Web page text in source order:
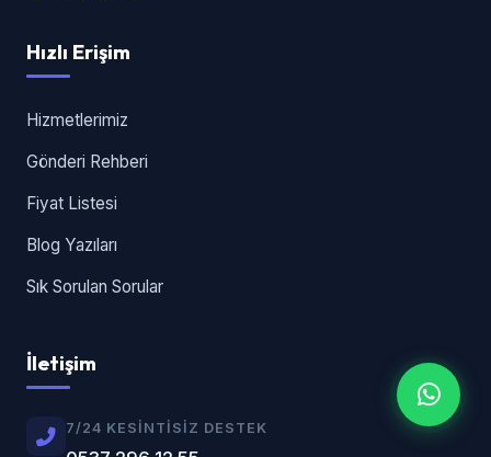
Hızlı Erişim
Hizmetlerimiz
Gönderi Rehberi
Fiyat Listesi
Blog Yazıları
Sık Sorulan Sorular
İletişim
7/24 KESINTISIZ DESTEK